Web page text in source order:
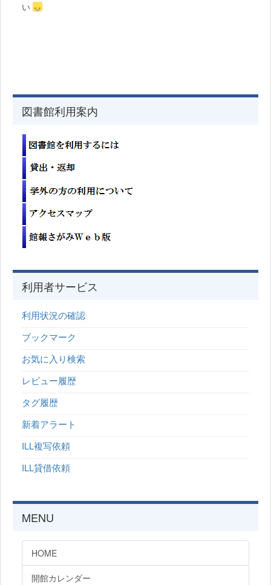
い
図書館利用案内
利用者サービス
利用状況の確認
ブックマーク
お気に入り検索
レビュー履歴
タグ履歴
新着アラート
ILL複写依頼
ILL貸借依頼
MENU
HOME
開館カレンダー